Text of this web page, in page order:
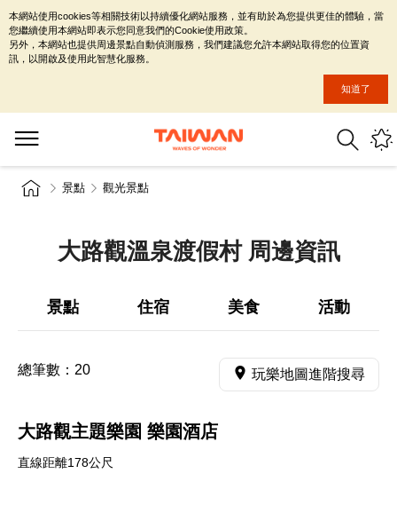
景點 觀光景點
大路觀溫泉渡假村 周邊資訊
景點 住宿 美食 活動
總筆數： 20 玩樂地圖進階搜尋
大路觀主題樂園 樂園酒店
直線距離178公尺
本網站使用cookies等相關技術以持續優化網站服務，並有助於為您提供更佳的體驗，當
您繼續使用本網站即表示您同意我們的Cookie使用政策。
另外，本網站也提供周邊景點自動偵測服務，我們建議您允許本網站取得您的位置資
訊，以開啟及使用此智慧化服務。
知道了